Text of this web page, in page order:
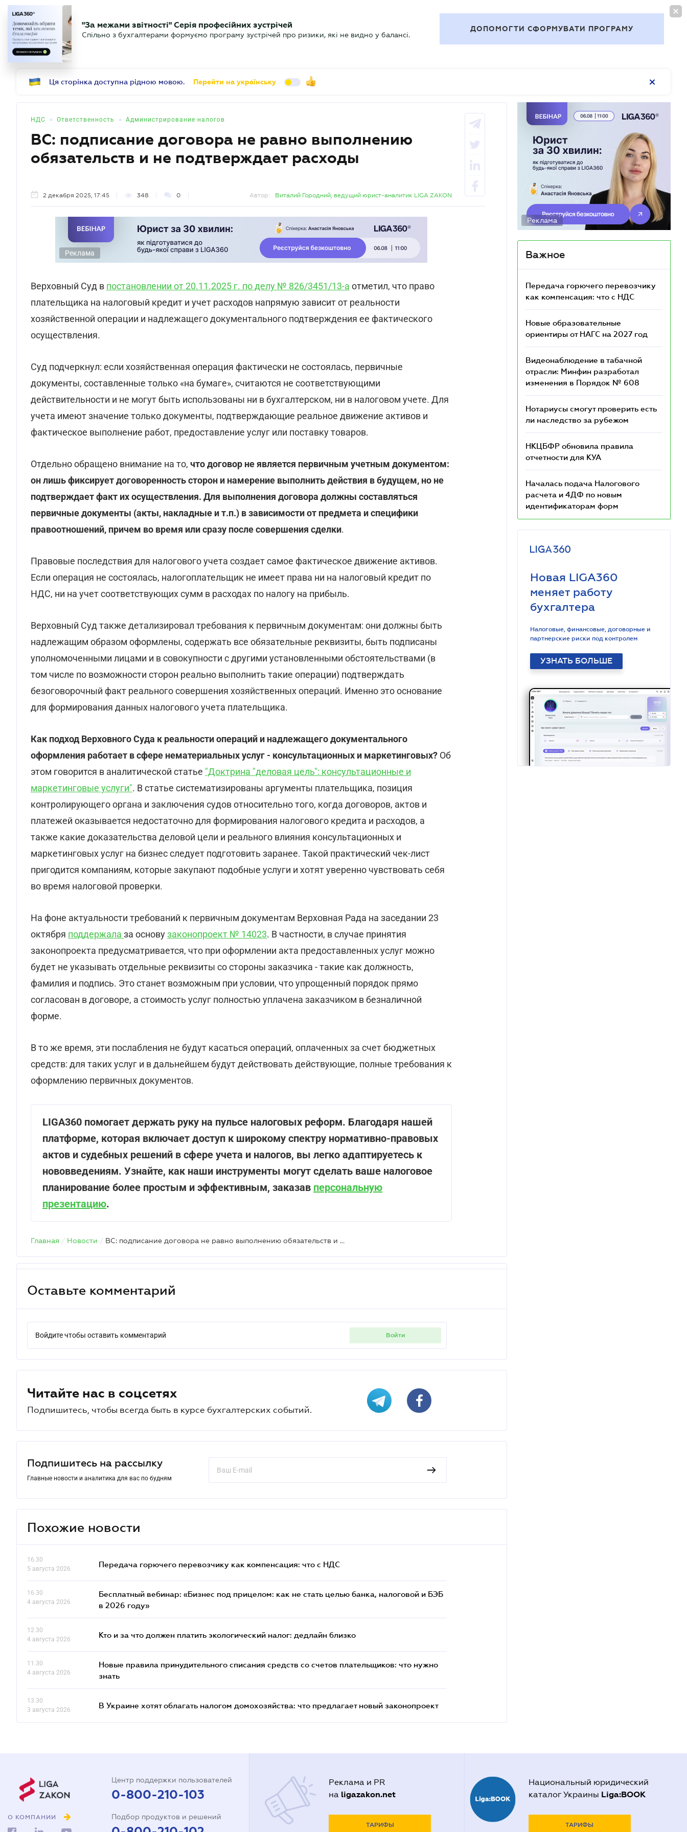
БУХГАЛТЕР Новости Аналитика Календарь Актуально
"За межами звітності" Серія професійних зустрічей
Спільно з бухгалтерами формуємо програму зустрічей про ризики, які не видно у балансі.
ДОПОМОГТИ СФОРМУВАТИ ПРОГРАМУ
Ця сторінка доступна рідною мовою. Перейти на українську
НДС • Ответственность • Администрирование налогов
ВС: подписание договора не равно выполнению
обязательств и не подтверждает расходы
2 декабря 2025, 17:45 348 0 Автор: Виталий Городний, ведущий юрист-аналитик LIGA ZAKON
Реклама
Верховный Суд в постановлении от 20.11.2025 г. по делу № 826/3451/13-а отметил, что право
плательщика на налоговый кредит и учет расходов напрямую зависит от реальности
хозяйственной операции и надлежащего документального подтверждения ее фактического
осуществления.
Суд подчеркнул: если хозяйственная операция фактически не состоялась, первичные
документы, составленные только «на бумаге», считаются не соответствующими
действительности и не могут быть использованы ни в бухгалтерском, ни в налоговом учете. Для
учета имеют значение только документы, подтверждающие реальное движение активов и
фактическое выполнение работ, предоставление услуг или поставку товаров.
Отдельно обращено внимание на то, что договор не является первичным учетным документом:
он лишь фиксирует договоренность сторон и намерение выполнить действия в будущем, но не
подтверждает факт их осуществления. Для выполнения договора должны составляться
первичные документы (акты, накладные и т.п.) в зависимости от предмета и специфики
правоотношений, причем во время или сразу после совершения сделки.
Правовые последствия для налогового учета создает самое фактическое движение активов.
Если операция не состоялась, налогоплательщик не имеет права ни на налоговый кредит по
НДС, ни на учет соответствующих сумм в расходах по налогу на прибыль.
Верховный Суд также детализировал требования к первичным документам: они должны быть
надлежащим образом оформлены, содержать все обязательные реквизиты, быть подписаны
уполномоченными лицами и в совокупности с другими установленными обстоятельствами (в
том числе по возможности сторон реально выполнить такие операции) подтверждать
безоговорочный факт реального совершения хозяйственных операций. Именно это основание
для формирования данных налогового учета плательщика.
Как подход Верховного Суда к реальности операций и надлежащего документального
оформления работает в сфере нематериальных услуг - консультационных и маркетинговых? Об
этом говорится в аналитической статье "Доктрина "деловая цель": консультационные и
маркетинговые услуги". В статье систематизированы аргументы плательщика, позиция
контролирующего органа и заключения судов относительно того, когда договоров, актов и
платежей оказывается недостаточно для формирования налогового кредита и расходов, а
также какие доказательства деловой цели и реального влияния консультационных и
маркетинговых услуг на бизнес следует подготовить заранее. Такой практический чек-лист
пригодится компаниям, которые закупают подобные услуги и хотят уверенно чувствовать себя
во время налоговой проверки.
На фоне актуальности требований к первичным документам Верховная Рада на заседании 23
октября поддержала за основузаконопроект № 14023. В частности, в случае принятия
законопроекта предусматривается, что при оформлении акта предоставленных услуг можно
будет не указывать отдельные реквизиты со стороны заказчика - такие как должность,
фамилия и подпись. Это станет возможным при условии, что упрощенный порядок прямо
согласован в договоре, а стоимость услуг полностью уплачена заказчиком в безналичной
форме.
В то же время, эти послабления не будут касаться операций, оплаченных за счет бюджетных
средств: для таких услуг и в дальнейшем будут действовать действующие, полные требования к
оформлению первичных документов.
LIGA360 помогает держать руку на пульсе налоговых реформ. Благодаря нашей
платформе, которая включает доступ к широкому спектру нормативно-правовых
актов и судебных решений в сфере учета и налогов, вы легко адаптируетесь к
нововведениям. Узнайте, как наши инструменты могут сделать ваше налоговое
планирование более простым и эффективным, заказав персональную
презентацию.
Главная / Новости / ВС: подписание договора не равно выполнению обязательств и не подтверждает расходы
Оставьте комментарий
Войдите чтобы оставить комментарий войти
Читайте нас в соцсетях
Подпишитесь, чтобы всегда быть в курсе бухгалтерских событий.
Подпишитесь на рассылку
Главные новости и аналитика для вас по будням
Похожие новости
16.30
5 августа 2026
Передача горючего перевозчику как компенсация: что с НДС
16.30
4 августа 2026
Бесплатный вебинар: «Бизнес под прицелом: как не стать целью банка, налоговой и БЭБ
в 2026 году»
12.30
4 августа 2026
Кто и за что должен платить экологический налог: дедлайн близко
11.30
4 августа 2026
Новые правила принудительного списания средств со счетов плательщиков: что нужно
знать
13.30
3 августа 2026
В Украине хотят облагать налогом домохозяйства: что предлагает новый законопроект
Реклама
Важное
Передача горючего перевозчику
как компенсация: что с НДС
Новые образовательные
ориентиры от НАГС на 2027 год
Видеонаблюдение в табачной
отрасли: Минфин разработал
изменения в Порядок № 608
Нотариусы смогут проверить есть
ли наследство за рубежом
НКЦБФР обновила правила
отчетности для КУА
Началась подача Налогового
расчета и 4ДФ по новым
идентификаторам форм
Новая LIGA360
меняет работу
бухгалтера
Налоговые, финансовые, договорные и
партнерские риски под контролем
УЗНАТЬ БОЛЬШЕ
О КОМПАНИИ
Центр поддержки пользователей
0-800-210-103
Подбор продуктов и решений
Реклама и PR
на ligazakon.net
ТАРИФЫ
Национальный юридический
каталог Украины Liga:BOOK
ТАРИФЫ